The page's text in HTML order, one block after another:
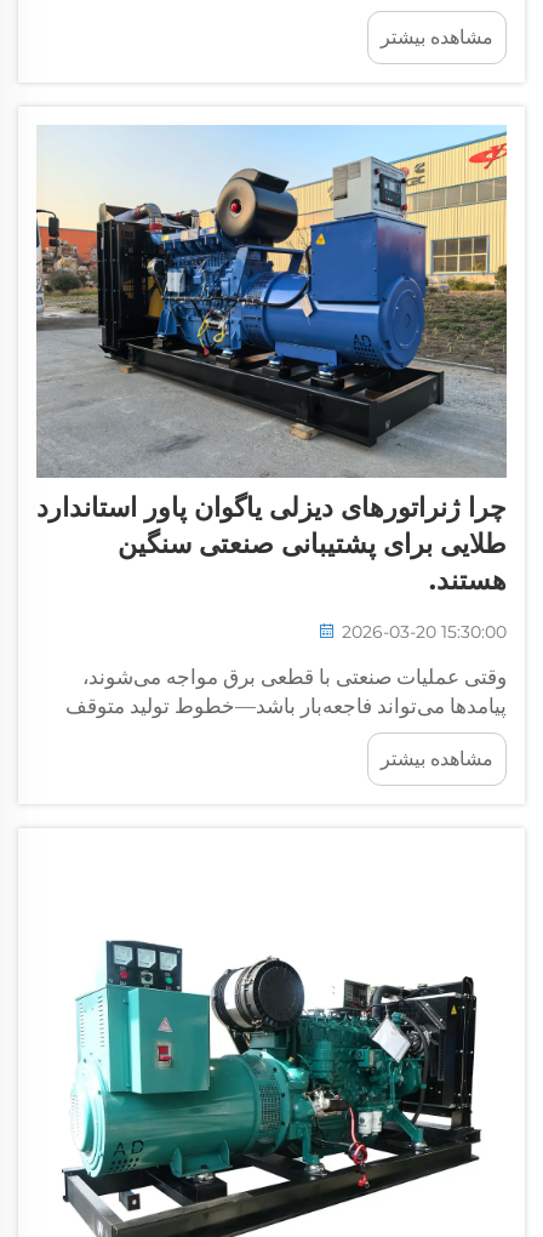
از نصب مناسب، نگهداری پیشگیرانه و بهترین روش‌های
عملیاتی را شامل می‌شود. تأسیسات صنعتی، مراکز داده
و زیرساخت‌های حیاتی...
مشاهده بیشتر
چرا ژنراتورهای دیزلی یاگوان پاور استاندارد
طلایی برای پشتیبانی صنعتی سنگین
هستند.
2026-03-20 15:30:00
وقتی عملیات صنعتی با قطعی برق مواجه می‌شوند،
پیامدها می‌تواند فاجعه‌بار باشد—خطوط تولید متوقف
می‌شوند، سیستم‌های داده از کار می‌افتند و میلیون‌ها دلار
درآمد ظرف چند ساعت از بین می‌رود. این واقعیت باعث
شده است که بخش صنعت به دنبال مطمئن‌ترین
مشاهده بیشتر